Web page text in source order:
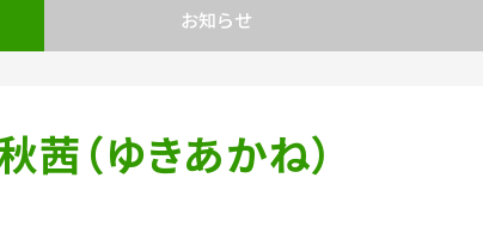
お知らせ
（ゆきあかね）